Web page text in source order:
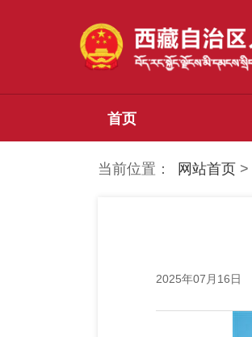
首页
当前位置： 网站首页 >
2025年07月16日